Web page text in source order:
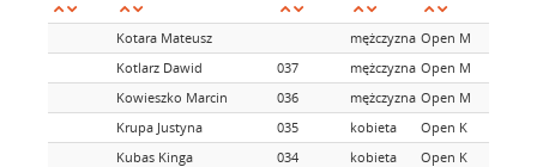
Kotara Mateusz mężczyzna Open M
Kotlarz Dawid
037 mężczyzna Open M
Kowieszko Marcin
036 mężczyzna Open M
Krupa Justyna
035 kobieta
Open K
Kubas Kinga
034 kobieta
Open K